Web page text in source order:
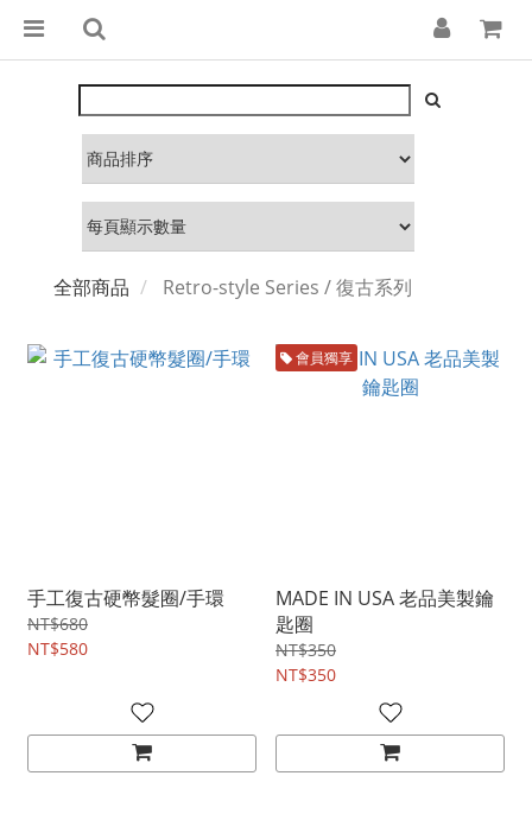
全部商品 Retro-style Series / 復古系列
手工復古硬幣髮圈/手環
NT$680
NT$580
會員獨享
MADE IN USA 老品美製鑰
匙圈
NT$350
NT$350